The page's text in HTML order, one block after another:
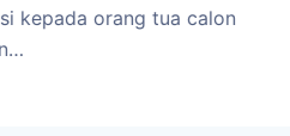
kepada orang tua calon